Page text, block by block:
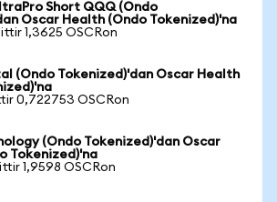
Short QQQ (Ondo
Oscar Health (Ondo Tokenized)'na
1,3625 OSCRon
(Ondo Tokenized)'dan Oscar Health
0,722753 OSCRon
(Ondo Tokenized)'dan Oscar
Tokenized)'na
1,9598 OSCRon